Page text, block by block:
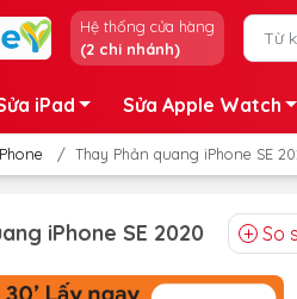
Hệ thống cửa hàng
(2 chi nhánh)
iPad Sửa Apple Watch
/ Thay Phản quang iPhone SE
iPhone SE 2020 So